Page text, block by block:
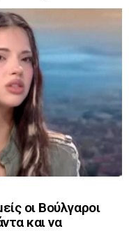
οι Βούλγαροι
και να